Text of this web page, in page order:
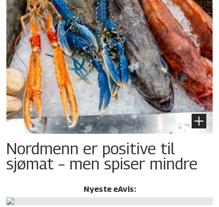
Nordmenn er positive til
sjømat – men spiser mindre
Nyeste eAvis: